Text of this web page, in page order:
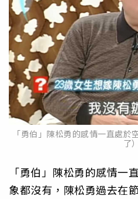
「勇伯」陳松勇的感情一直處
了）
「勇伯」陳松勇的感情一
象都沒有，陳松勇過去在